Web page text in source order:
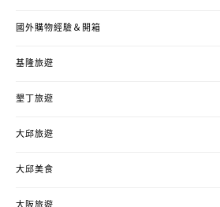
國外購物經驗＆開箱
基隆旅遊
墾丁旅遊
大邱旅遊
大邱美食